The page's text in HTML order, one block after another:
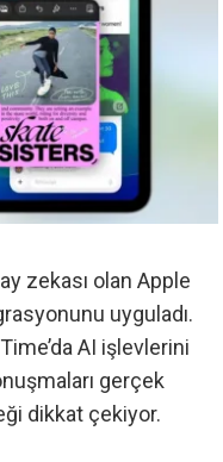
zekası olan Apple
uyguladı.
AI işlevlerini
gerçek
dikkat çekiyor.